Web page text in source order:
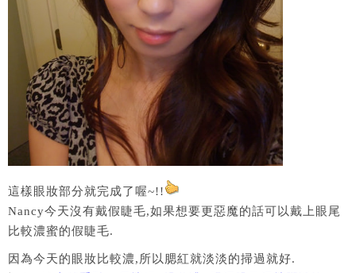
這樣眼妝部分就完成了喔~!!
Nancy今天沒有戴假睫毛,如果想要更惡魔的話可以戴上眼尾
比較濃蜜的假睫毛.
因為今天的眼妝比較濃,所以腮紅就淡淡的掃過就好.